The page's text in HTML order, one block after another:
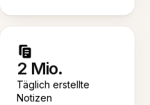
2 Mio.
Täglich erstellte
Notizen